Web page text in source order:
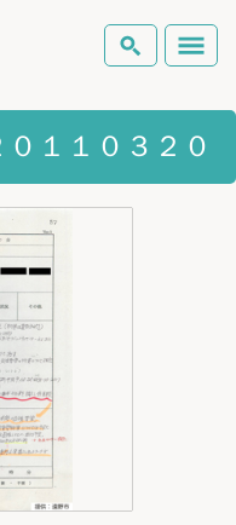
検索
１１０３２０